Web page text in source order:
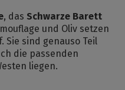
, das Schwarze Barett
und Oliv setzen
sind genauso Teil
die passenden
liegen.